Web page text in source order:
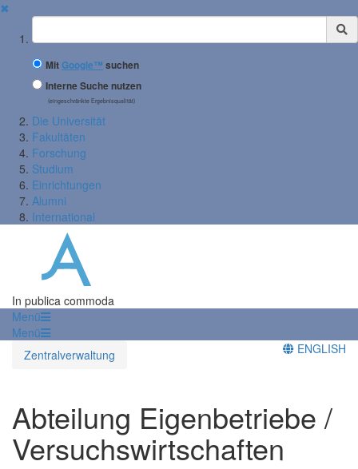
✖
Suchbegriff
MitGoogle™ suchen
Interne Suche nutzen
(eingeschränkte Ergebnisqualität)
Die Universität
Fakultäten
Forschung
Studium
Einrichtungen
Alumni
International
In publica commoda
Menü
Menü
Zentralverwaltung
ENGLISH
Abteilung Eigenbetriebe /
Versuchswirtschaften